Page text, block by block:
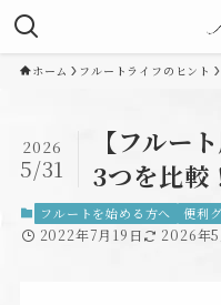
ホーム フルートライフのヒント
【フルー
3つを比較
2026
5/31
フルートを始める方へ 便利
2022年7月19日 2026年